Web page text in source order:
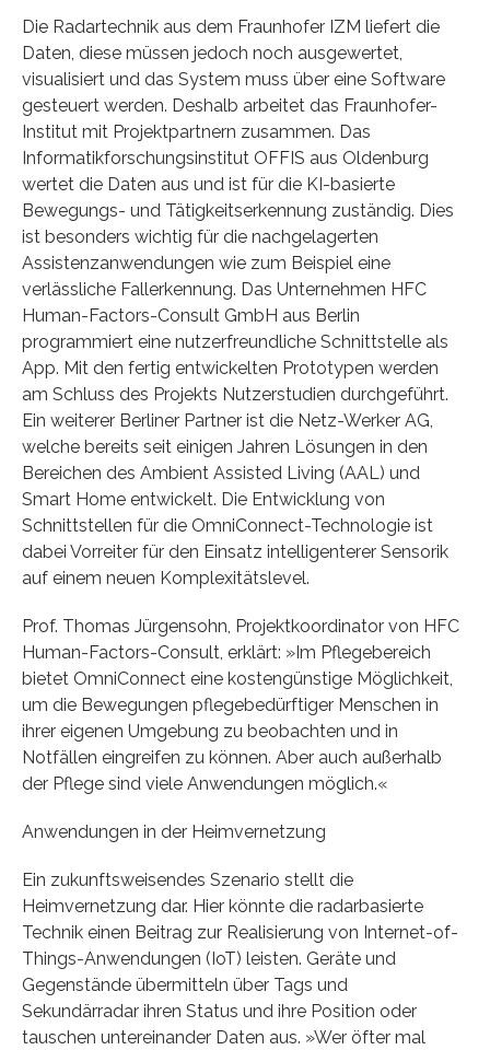
Die Radartechnik aus dem Fraunhofer IZM liefert die
Daten, diese müssen jedoch noch ausgewertet,
visualisiert und das System muss über eine Software
gesteuert werden. Deshalb arbeitet das Fraunhofer-
Institut mit Projektpartnern zusammen. Das
Informatikforschungsinstitut OFFIS aus Oldenburg
wertet die Daten aus und ist für die KI-basierte
Bewegungs- und Tätigkeitserkennung zuständig. Dies
ist besonders wichtig für die nachgelagerten
Assistenzanwendungen wie zum Beispiel eine
verlässliche Fallerkennung. Das Unternehmen HFC
Human-Factors-Consult GmbH aus Berlin
programmiert eine nutzerfreundliche Schnittstelle als
App. Mit den fertig entwickelten Prototypen werden
am Schluss des Projekts Nutzerstudien durchgeführt.
Ein weiterer Berliner Partner ist die Netz-Werker AG,
welche bereits seit einigen Jahren Lösungen in den
Bereichen des Ambient Assisted Living (AAL) und
Smart Home entwickelt. Die Entwicklung von
Schnittstellen für die OmniConnect-Technologie ist
dabei Vorreiter für den Einsatz intelligenterer Sensorik
auf einem neuen Komplexitätslevel.
Prof. Thomas Jürgensohn, Projektkoordinator von HFC
Human-Factors-Consult, erklärt: »Im Pflegebereich
bietet OmniConnect eine kostengünstige Möglichkeit,
um die Bewegungen pflegebedürftiger Menschen in
ihrer eigenen Umgebung zu beobachten und in
Notfällen eingreifen zu können. Aber auch außerhalb
der Pflege sind viele Anwendungen möglich.«
Anwendungen in der Heimvernetzung
Ein zukunftsweisendes Szenario stellt die
Heimvernetzung dar. Hier könnte die radarbasierte
Technik einen Beitrag zur Realisierung von Internet-of-
Things-Anwendungen (IoT) leisten. Geräte und
Gegenstände übermitteln über Tags und
Sekundärradar ihren Status und ihre Position oder
tauschen untereinander Daten aus. »Wer öfter mal